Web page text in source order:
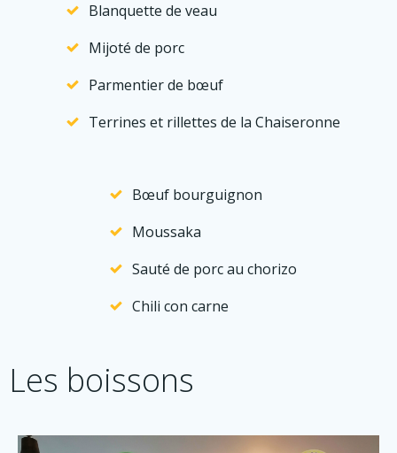
Blanquette de veau
Mijoté de porc
Parmentier de bœuf
Terrines et rillettes de la Chaiseronne
Bœuf bourguignon
Moussaka
Sauté de porc au chorizo
Chili con carne
Les boissons